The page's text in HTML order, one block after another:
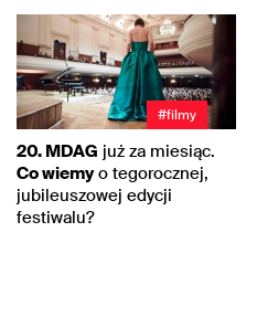
#filmy
20. MDAG już za miesiąc.
Co wiemyo tegorocznej,
jubileuszowej edycji
festiwalu?